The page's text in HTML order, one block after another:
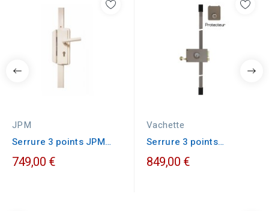
JPM
Serrure 3 points JPM
VIGISTYL
749,00 €
Vachette
Serrure 3 points
Vachette MULTI SL...
849,00 €